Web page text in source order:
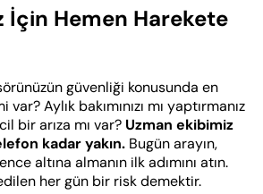
İçin Hemen Harekete
güvenliği konusunda en
Aylık bakımınızı mı yaptırmanız
bir arıza mı var? Uzman ekibimiz
kadar yakın. Bugün arayın,
altına almanın ilk adımını atın.
her gün bir risk demektir.